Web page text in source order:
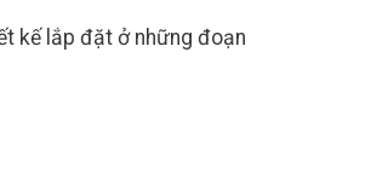
kế lắp đặt ở những đoạn